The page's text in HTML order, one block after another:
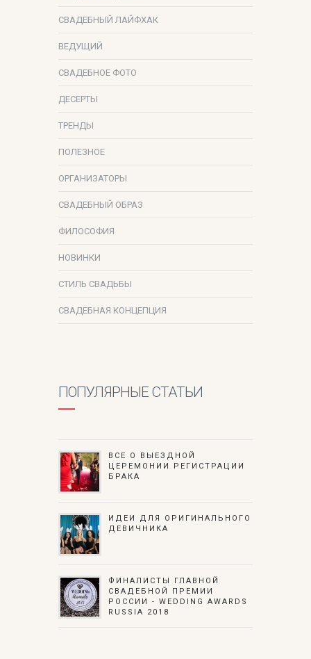
СВАДЕБНЫЙ ЛАЙФХАК
ВЕДУЩИЙ
СВАДЕБНОЕ ФОТО
ДЕСЕРТЫ
ТРЕНДЫ
ПОЛЕЗНОЕ
ОРГАНИЗАТОРЫ
СВАДЕБНЫЙ ОБРАЗ
ФИЛОСОФИЯ
НОВИНКИ
СТИЛЬ СВАДЬБЫ
СВАДЕБНАЯ КОНЦЕПЦИЯ
ПОПУЛЯРНЫЕ СТАТЬИ
ВСЕ О ВЫЕЗДНОЙ
ЦЕРЕМОНИИ РЕГИСТРАЦИИ
БРАКА
ИДЕИ ДЛЯ ОРИГИНАЛЬНОГО
ДЕВИЧНИКА
ФИНАЛИСТЫ ГЛАВНОЙ
СВАДЕБНОЙ ПРЕМИИ
РОССИИ - WEDDING AWARDS
RUSSIA 2018